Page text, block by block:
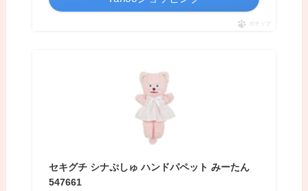
ポチップ
セキグチ シナぷしゅ ハンドパペット みーたん
547661